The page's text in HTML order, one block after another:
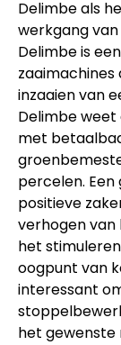
Delimbe als
werkgang
Delimbe is
zaaimachines
inzaaien van
Delimbe weet
met
percelen.
positieve
verhogen
het
oogpunt van
interessant
het gewenste